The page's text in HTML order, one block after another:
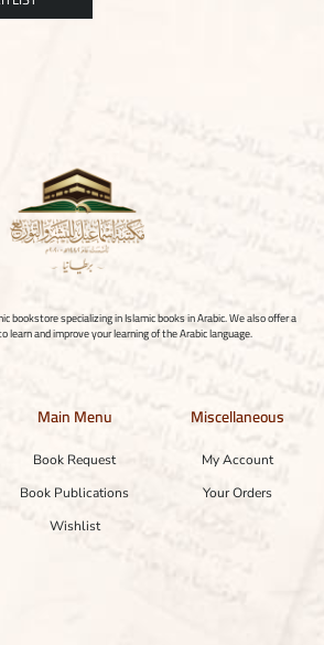
bookstore specializing in Islamic books in Arabic. We also offer a
learn and improve your learning of the Arabic language.
Main Menu
Book Request
Book Publications
Wishlist
Miscellaneous
My Account
Your Orders